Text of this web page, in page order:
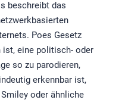
beschreibt das
Poes Gesetz
ist, eine politisch- oder
so zu parodieren,
erkennbar ist,
oder ähnliche